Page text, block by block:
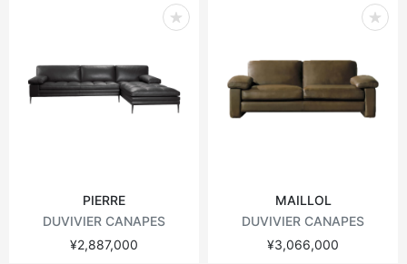
PIERRE
DUVIVIER CANAPES
¥2,887,000
MAILLOL
DUVIVIER CANAPES
¥3,066,000